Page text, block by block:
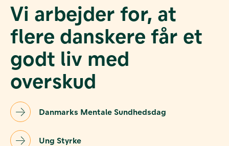
og viden
Foreningen
os
Vi arbejder for, at
flere danskere får et
godt liv med
overskud
Danmarks Mentale Sundhedsdag
Ung Styrke